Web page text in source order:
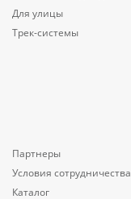
Для улицы
Трек-системы
Партнеры
Условия сотрудничества
Каталог